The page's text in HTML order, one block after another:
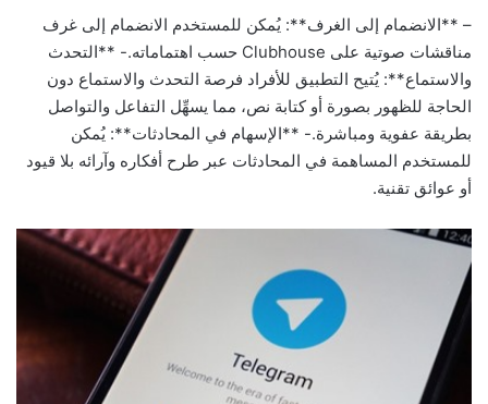
– **الانضمام إلى الغرف**: يُمكن للمستخدم الانضمام إلى غرف
مناقشات صوتية على Clubhouse حسب اهتماماته.- **التحدث
والاستماع**: يُتيح التطبيق للأفراد فرصة التحدث والاستماع دون
الحاجة للظهور بصورة أو كتابة نص، مما يسهِّل التفاعل والتواصل
بطريقة عفوية ومباشرة.- **الإسهام في المحادثات**: يُمكن
للمستخدم المساهمة في المحادثات عبر طرح أفكاره وآرائه بلا قيود
أو عوائق تقنية.